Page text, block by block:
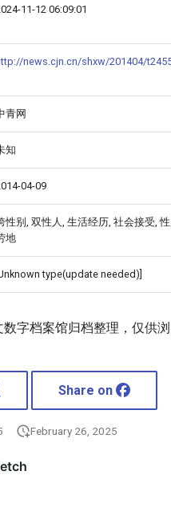
11-12 06:09:01
news.cjn.cn/shxw/201404/
青网
知
04-09
性别, 双性人, 生活经历, 社会接受,
地
type(update needed)]
字档案馆归档整理，仅供
Share on
February 26, 2025